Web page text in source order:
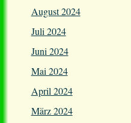
August 2024
Juli 2024
Juni 2024
Mai 2024
April 2024
März 2024